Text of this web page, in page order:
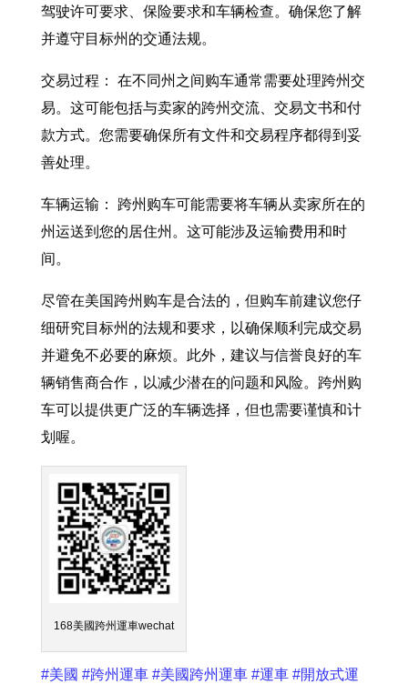
驾驶许可要求、保险要求和车辆检查。确保您了解
并遵守目标州的交通法规。
交易过程： 在不同州之间购车通常需要处理跨州交
易。这可能包括与卖家的跨州交流、交易文书和付
款方式。您需要确保所有文件和交易程序都得到妥
善处理。
车辆运输： 跨州购车可能需要将车辆从卖家所在的
州运送到您的居住州。这可能涉及运输费用和时
间。
尽管在美国跨州购车是合法的，但购车前建议您仔
细研究目标州的法规和要求，以确保顺利完成交易
并避免不必要的麻烦。此外，建议与信誉良好的车
辆销售商合作，以减少潜在的问题和风险。跨州购
车可以提供更广泛的车辆选择，但也需要谨慎和计
划喔。
168美國跨州運車wechat
#美國 #跨州運車 #美國跨州運車 #運車 #開放式運